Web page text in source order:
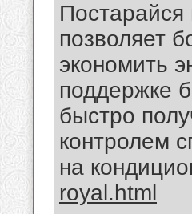
позволяет
экономить
поддержке
быстро
контролем
на
royal.html